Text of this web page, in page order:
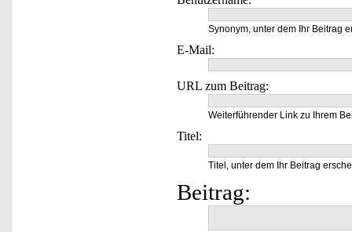
Synonym, unter dem Ihr Beitrag
E-Mail:
URL zum Beitrag:
Weiterführender Link zu Ihrem
Titel:
Titel, unter dem Ihr Beitrag
Beitrag: